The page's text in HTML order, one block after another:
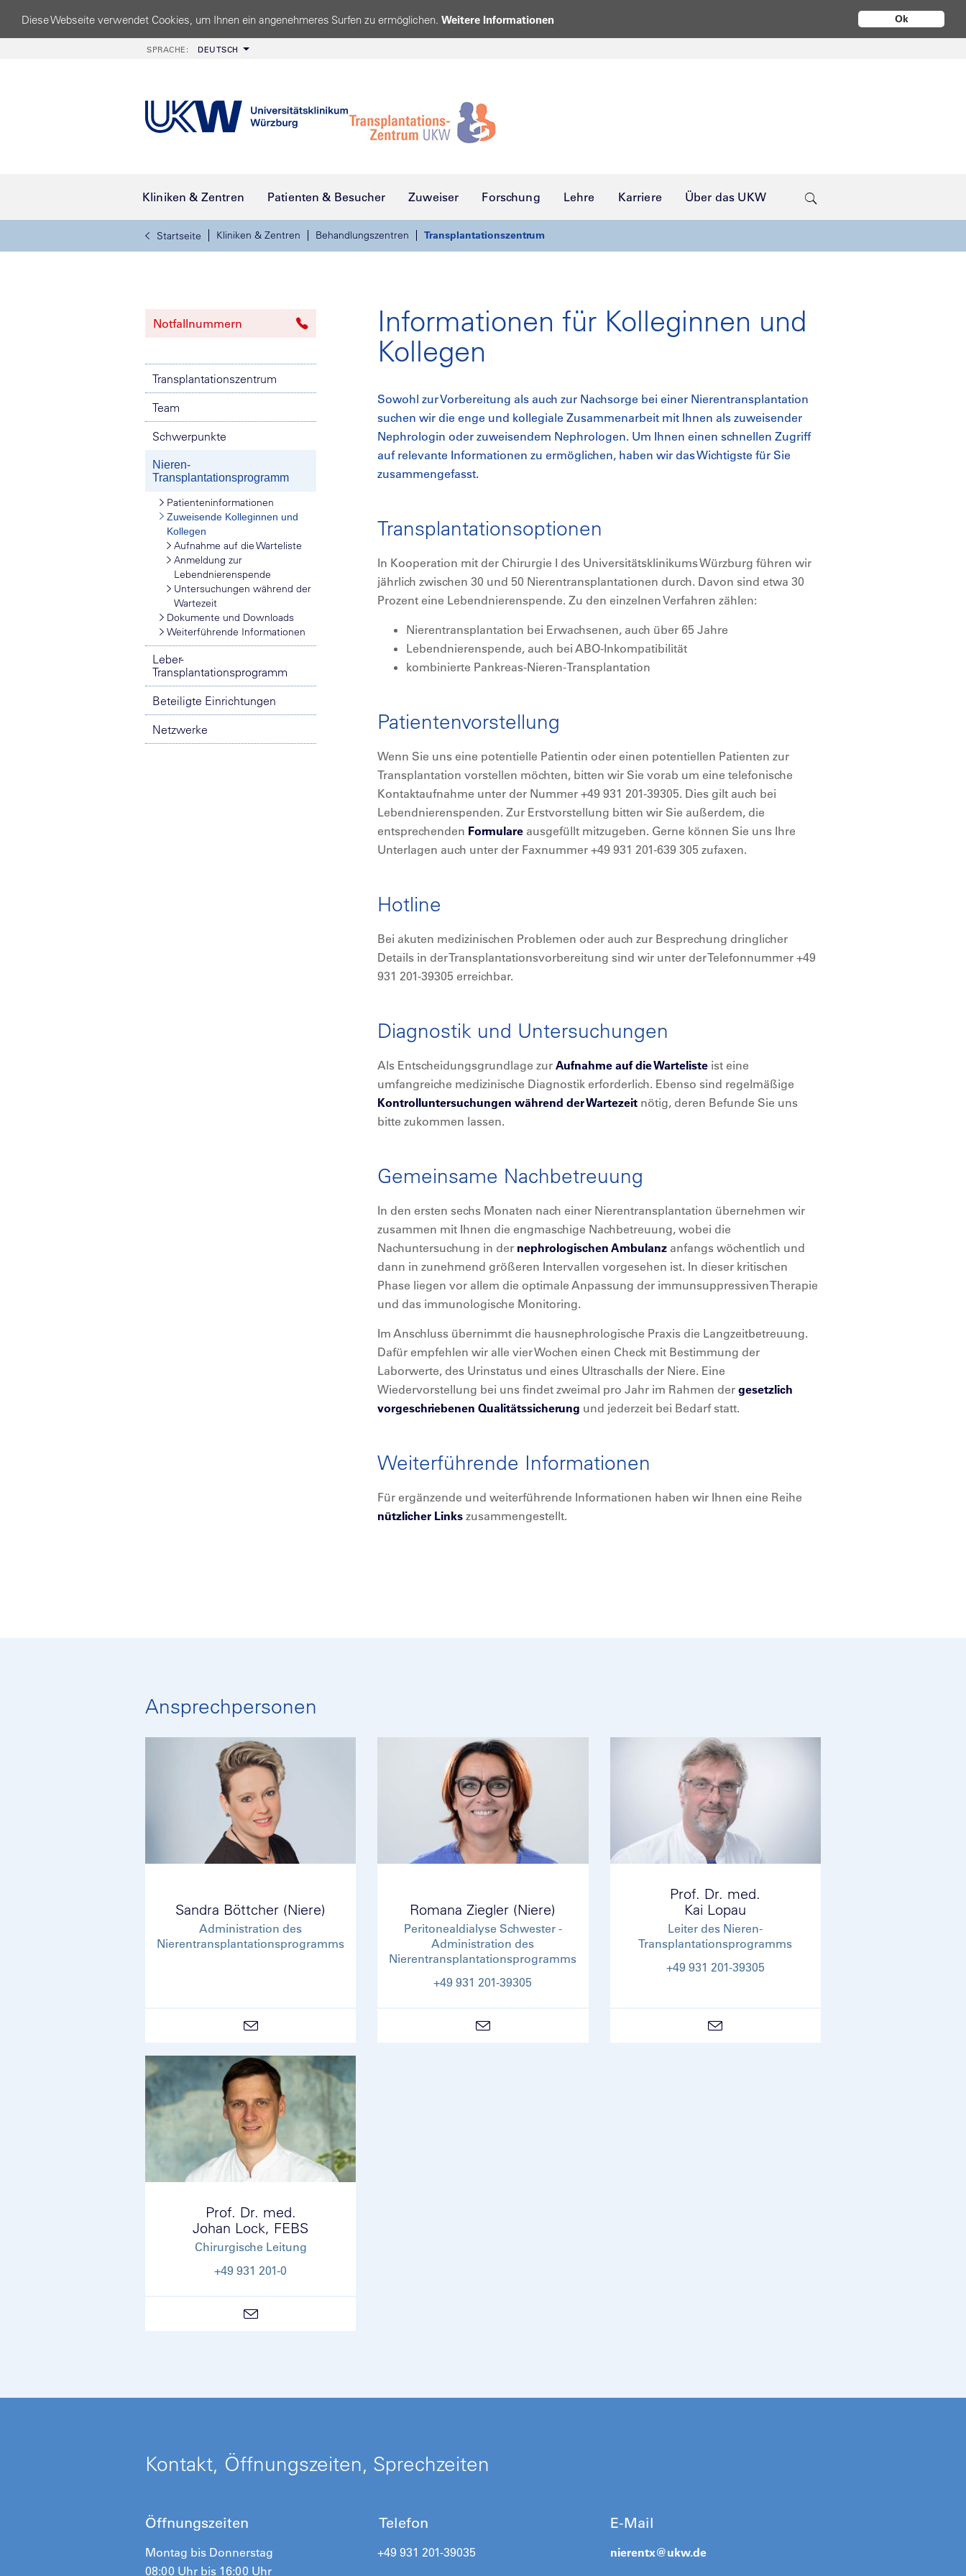
Ok
Diese Webseite verwendet Cookies, um Ihnen ein angenehmeres Surfen zu ermöglichen. Weitere Informationen
SPRACHE: DEUTSCH
Kliniken & Zentren Patienten & Besucher Zuweiser Forschung Lehre Karriere Über das UKW
Startseite Kliniken & Zentren Behandlungszentren Transplantationszentrum
Notfallnummern
Transplantationszentrum
Team
Schwerpunkte
Nieren-
Transplantationsprogramm
Patienteninformationen
Zuweisende Kolleginnen und
Kollegen
Aufnahme auf die Warteliste
Anmeldung zur
Lebendnierenspende
Untersuchungen während der
Wartezeit
Dokumente und Downloads
Weiterführende Informationen
Leber-
Transplantationsprogramm
Beteiligte Einrichtungen
Netzwerke
Informationen für Kolleginnen und
Kollegen
Sowohl zur Vorbereitung als auch zur Nachsorge bei einer Nierentransplantation
suchen wir die enge und kollegiale Zusammenarbeit mit Ihnen als zuweisender
Nephrologin oder zuweisendem Nephrologen. Um Ihnen einen schnellen Zugriff
auf relevante Informationen zu ermöglichen, haben wir das Wichtigste für Sie
zusammengefasst.
Transplantationsoptionen
In Kooperation mit der Chirurgie I des Universitätsklinikums Würzburg führen wir
jährlich zwischen 30 und 50 Nierentransplantationen durch. Davon sind etwa 30
Prozent eine Lebendnierenspende. Zu den einzelnen Verfahren zählen:
Nierentransplantation bei Erwachsenen, auch über 65 Jahre
Lebendnierenspende, auch bei ABO-Inkompatibilität
kombinierte Pankreas-Nieren-Transplantation
Patientenvorstellung
Wenn Sie uns eine potentielle Patientin oder einen potentiellen Patienten zur
Transplantation vorstellen möchten, bitten wir Sie vorab um eine telefonische
Kontaktaufnahme unter der Nummer +49 931 201-39305. Dies gilt auch bei
Lebendnierenspenden. Zur Erstvorstellung bitten wir Sie außerdem, die
entsprechenden Formulare ausgefüllt mitzugeben. Gerne können Sie uns Ihre
Unterlagen auch unter der Faxnummer +49 931 201-639 305 zufaxen.
Hotline
Bei akuten medizinischen Problemen oder auch zur Besprechung dringlicher
Details in der Transplantationsvorbereitung sind wir unter der Telefonnummer +49
931 201-39305 erreichbar.
Diagnostik und Untersuchungen
Als Entscheidungsgrundlage zurAufnahme auf die Warteliste ist eine
umfangreiche medizinische Diagnostik erforderlich. Ebenso sind regelmäßige
Kontrolluntersuchungen während der Wartezeit nötig, deren Befunde Sie uns
bitte zukommen lassen.
Gemeinsame Nachbetreuung
In den ersten sechs Monaten nach einer Nierentransplantation übernehmen wir
zusammen mit Ihnen die engmaschige Nachbetreuung, wobei die
Nachuntersuchung in der nephrologischen Ambulanz anfangs wöchentlich und
dann in zunehmend größeren Intervallen vorgesehen ist. In dieser kritischen
Phase liegen vor allem die optimale Anpassung der immunsuppressiven Therapie
und das immunologische Monitoring.
Im Anschluss übernimmt die hausnephrologische Praxis die Langzeitbetreuung.
Dafür empfehlen wir alle vier Wochen einen Check mit Bestimmung der
Laborwerte, des Urinstatus und eines Ultraschalls der Niere. Eine
Wiedervorstellung bei uns findet zweimal pro Jahr im Rahmen dergesetzlich
vorgeschriebenen Qualitätssicherung und jederzeit bei Bedarf statt.
Weiterführende Informationen
Für ergänzende und weiterführende Informationen haben wir Ihnen eine Reihe
nützlicher Links zusammengestellt.
Ansprechpersonen
Sandra Böttcher (Niere)
Administration des
Nierentransplantationsprogramms
Romana Ziegler (Niere)
Peritonealdialyse Schwester -
Administration des
Nierentransplantationsprogramms
+49 931 201-39305
Prof. Dr. med.
Kai Lopau
Leiter des Nieren-
Transplantationsprogramms
+49 931 201-39305
Prof. Dr. med.
Johan Lock, FEBS
Chirurgische Leitung
+49 931 201-0
Kontakt, Öffnungszeiten, Sprechzeiten
Öffnungszeiten
Montag bis Donnerstag
08:00 Uhr bis 16:00 Uhr
Telefon
+49 931 201-39035
E-Mail
nierentx@ukw.de